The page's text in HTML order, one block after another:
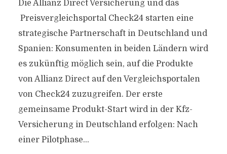
Die Allianz Direct Versicherung und das
Preisvergleichsportal Check24 starten eine
strategische Partnerschaft in Deutschland und
Spanien: Konsumenten in beiden Ländern wird
es zukünftig möglich sein, auf die Produkte
von Allianz Direct auf den Vergleichsportalen
von Check24 zuzugreifen. Der erste
gemeinsame Produkt-Start wird in der Kfz-
Versicherung in Deutschland erfolgen: Nach
einer Pilotphase...